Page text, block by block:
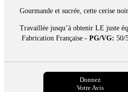
Gourmande et sucrée, cette cerise
Travaillée jusqu’à obtenir LE juste
Fabrication Française- PG/VG: 50/
Donnez
Votre Avis